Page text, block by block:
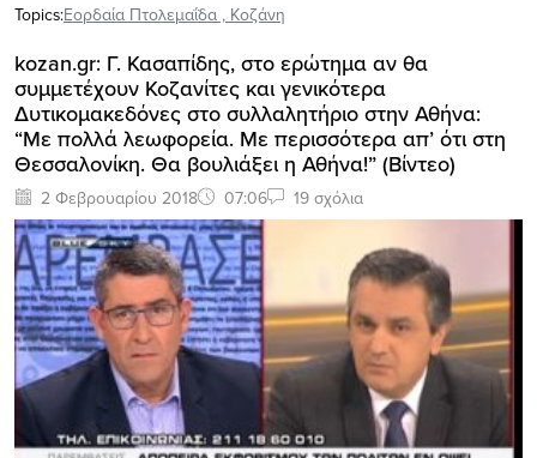
Topics:Εορδαία Πτολεμαΐδα , Κοζάνη
kozan.gr: Γ. Κασαπίδης, στο ερώτημα αν θα
συμμετέχουν Κοζανίτες και γενικότερα
Δυτικομακεδόνες στο συλλαλητήριο στην Αθήνα:
“Mε πολλά λεωφορεία. Με περισσότερα απ’ ότι στη
Θεσσαλονίκη. Θα βουλιάξει η Αθήνα!” (Βίντεο)
2 Φεβρουαρίου 2018 07:06 19 σχόλια